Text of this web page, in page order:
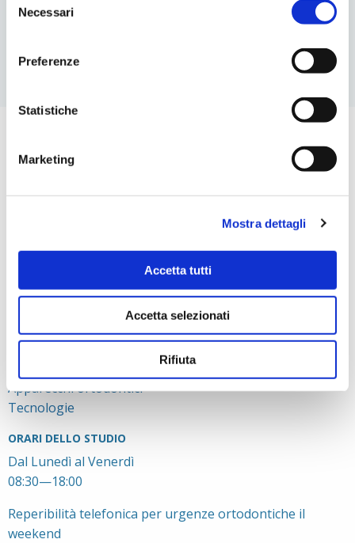
delNecessari
Preferenze
Statistiche
Marketing
Mostra dettagli
Accetta tutti
Accetta selezionati
Rifiuta
SORRISO
STUDIO BARINA
Staff Medico
Ambienti
TRATTAMENTI
Odontoiatria Pediatrica
Igiene e sbiancamento
Apparecchi ortodontici
Tecnologie
ORARI DELLO STUDIO
Dal Lunedì al Venerdì
08:30—18:00
Reperibilità telefonica per urgenze ortodontiche il
weekend